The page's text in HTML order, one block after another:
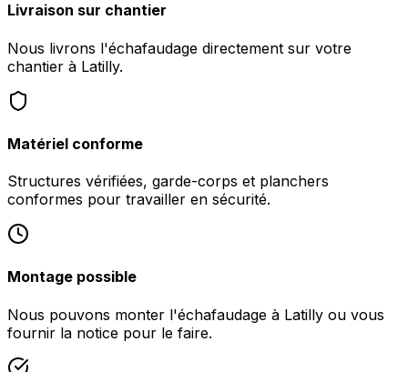
Livraison sur chantier
Nous livrons l'échafaudage directement sur votre
chantier à Latilly.
Matériel conforme
Structures vérifiées, garde-corps et planchers
conformes pour travailler en sécurité.
Montage possible
Nous pouvons monter l'échafaudage à Latilly ou vous
fournir la notice pour le faire.